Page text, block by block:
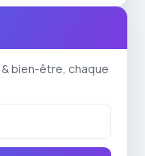
bien-être, chaque